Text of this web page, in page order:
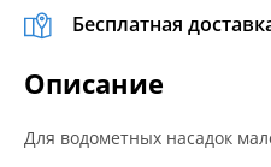
Бесплатная
Описание
Для водометных насадок